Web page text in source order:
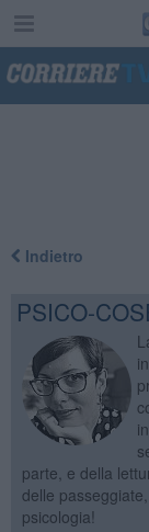
Indietro
PSICO-
parte, e della
delle
psicologia!